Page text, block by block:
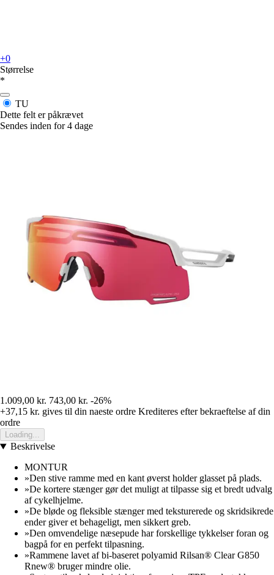
+0
Størrelse
*
TU
Dette felt er påkrævet
Sendes inden for 4 dage
1.009,00 kr. 743,00 kr. -26%
+37,15 kr. gives til din naeste ordre Krediteres efter bekraeftelse af din
ordre
Loading...
Beskrivelse
MONTUR
»Den stive ramme med en kant øverst holder glasset på plads.
»De kortere stænger gør det muligt at tilpasse sig et bredt udvalg
af cykelhjelme.
»De bløde og fleksible stænger med teksturerede og skridsikrede
ender giver et behageligt, men sikkert greb.
»Den omvendelige næsepude har forskellige tykkelser foran og
bagpå for en perfekt tilpasning.
»Rammene lavet af bi-baseret polyamid Rilsan® Clear G850
Rnew® bruger mindre olie.